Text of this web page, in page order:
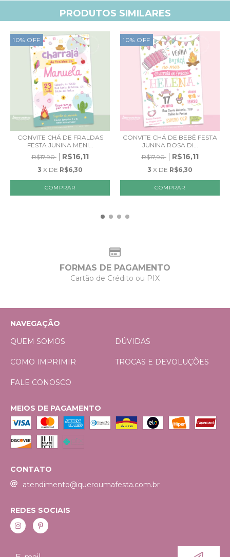
PRODUTOS SIMILARES
10% OFF
CONVITE CHÁ DE FRALDAS
FESTA JUNINA MENI...
R$17,90
R$16,11
3 X DE R$6,30
10% OFF
CONVITE CHÁ DE BEBÊ FESTA
JUNINA ROSA DI...
R$17,90
R$16,11
3 X DE R$6,30
FORMAS DE PAGAMENTO
Cartão de Crédito ou PIX
NAVEGAÇÃO
QUEM SOMOS
DÚVIDAS
COMO IMPRIMIR TROCAS E DEVOLUÇÕES
FALE CONOSCO
MEIOS DE PAGAMENTO
CONTATO
atendimento@queroumafesta.com.br
REDES SOCIAIS